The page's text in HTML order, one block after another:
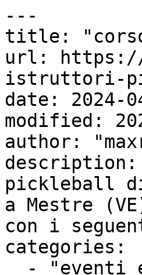
---
title:
url: https://
istruttori-
date: 2024-
modified:
author:
pickleball
a Mestre
con i
categories: